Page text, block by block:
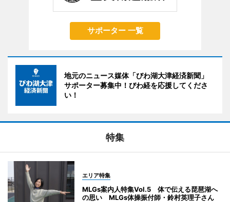
サポーター 一覧
地元のニュース媒体「びわ湖大津経済新聞」
サポーター募集中！びわ経を応援してくださ
い！
特集
エリア特集
MLGs案内人特集Vol.5 体で伝える琵琶湖へ
の思い MLGs体操振付師・鈴村英理子さん